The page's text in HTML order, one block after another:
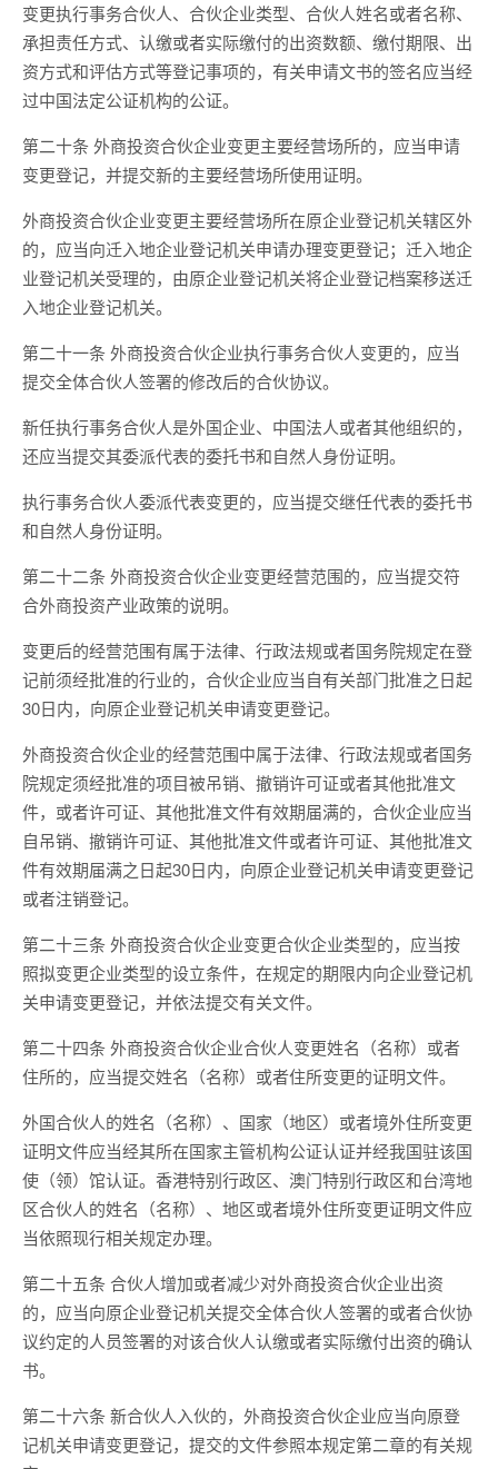
变更执行事务合伙人、合伙企业类型、合伙人姓名或者名称、
承担责任方式、认缴或者实际缴付的出资数额、缴付期限、出
资方式和评估方式等登记事项的，有关申请文书的签名应当经
过中国法定公证机构的公证。
第二十条 外商投资合伙企业变更主要经营场所的，应当申请
变更登记，并提交新的主要经营场所使用证明。
外商投资合伙企业变更主要经营场所在原企业登记机关辖区外
的，应当向迁入地企业登记机关申请办理变更登记；迁入地企
业登记机关受理的，由原企业登记机关将企业登记档案移送迁
入地企业登记机关。
第二十一条 外商投资合伙企业执行事务合伙人变更的，应当
提交全体合伙人签署的修改后的合伙协议。
新任执行事务合伙人是外国企业、中国法人或者其他组织的，
还应当提交其委派代表的委托书和自然人身份证明。
执行事务合伙人委派代表变更的，应当提交继任代表的委托书
和自然人身份证明。
第二十二条 外商投资合伙企业变更经营范围的，应当提交符
合外商投资产业政策的说明。
变更后的经营范围有属于法律、行政法规或者国务院规定在登
记前须经批准的行业的，合伙企业应当自有关部门批准之日起
30日内，向原企业登记机关申请变更登记。
外商投资合伙企业的经营范围中属于法律、行政法规或者国务
院规定须经批准的项目被吊销、撤销许可证或者其他批准文
件，或者许可证、其他批准文件有效期届满的，合伙企业应当
自吊销、撤销许可证、其他批准文件或者许可证、其他批准文
件有效期届满之日起30日内，向原企业登记机关申请变更登记
或者注销登记。
第二十三条 外商投资合伙企业变更合伙企业类型的，应当按
照拟变更企业类型的设立条件，在规定的期限内向企业登记机
关申请变更登记，并依法提交有关文件。
第二十四条 外商投资合伙企业合伙人变更姓名（名称）或者
住所的，应当提交姓名（名称）或者住所变更的证明文件。
外国合伙人的姓名（名称）、国家（地区）或者境外住所变更
证明文件应当经其所在国家主管机构公证认证并经我国驻该国
使（领）馆认证。香港特别行政区、澳门特别行政区和台湾地
区合伙人的姓名（名称）、地区或者境外住所变更证明文件应
当依照现行相关规定办理。
第二十五条 合伙人增加或者减少对外商投资合伙企业出资
的，应当向原企业登记机关提交全体合伙人签署的或者合伙协
议约定的人员签署的对该合伙人认缴或者实际缴付出资的确认
书。
第二十六条 新合伙人入伙的，外商投资合伙企业应当向原登
记机关申请变更登记，提交的文件参照本规定第二章的有关规